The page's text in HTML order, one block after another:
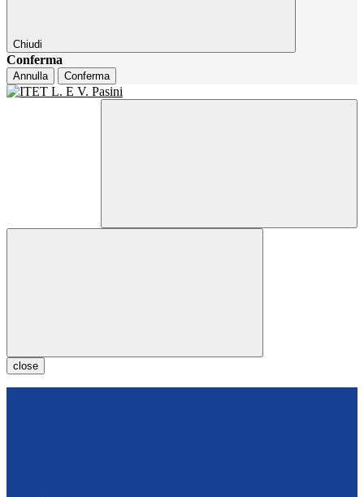
Chiudi
Conferma
Annulla Conferma
close